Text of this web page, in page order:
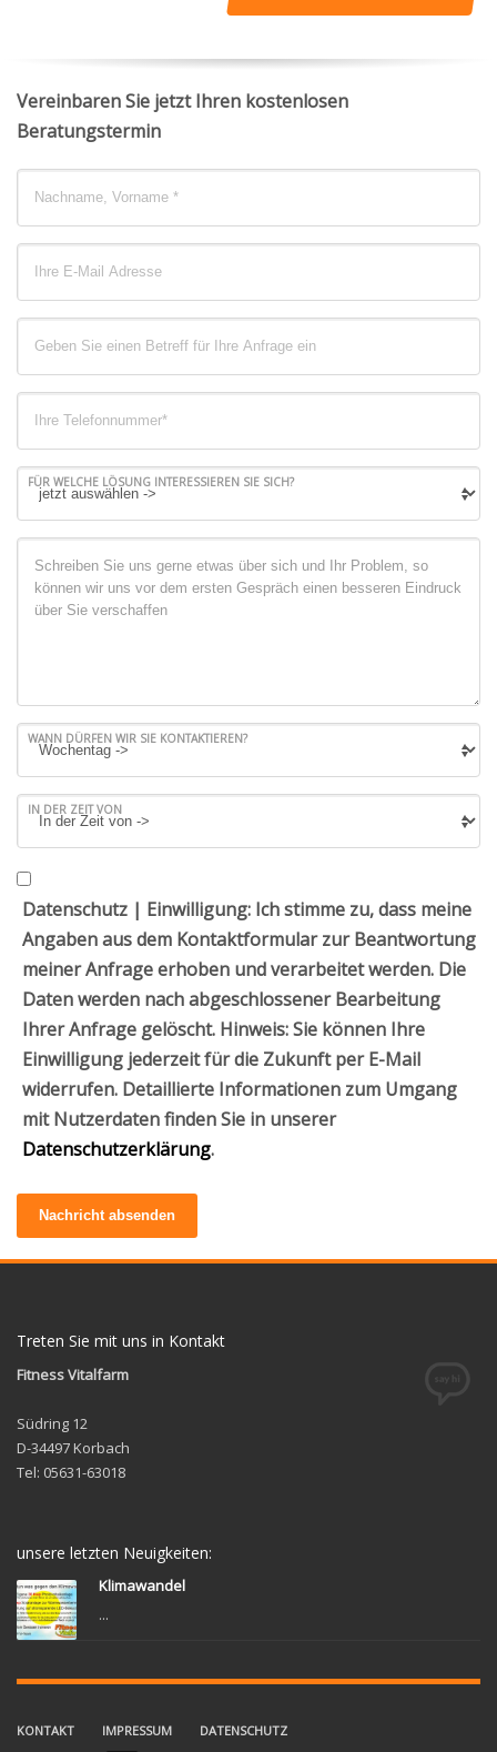
Vereinbaren Sie jetzt Ihren kostenlosen
Beratungstermin
FÜR WELCHE LÖSUNG INTERESSIEREN SIE SICH?
WANN DÜRFEN WIR SIE KONTAKTIEREN?
IN DER ZEIT VON
Datenschutz | Einwilligung: Ich stimme zu, dass meine
Angaben aus dem Kontaktformular zur Beantwortung
meiner Anfrage erhoben und verarbeitet werden. Die
Daten werden nach abgeschlossener Bearbeitung
Ihrer Anfrage gelöscht. Hinweis: Sie können Ihre
Einwilligung jederzeit für die Zukunft per E-Mail
widerrufen. Detaillierte Informationen zum Umgang
mit Nutzerdaten finden Sie in unserer
Datenschutzerklärung.
Nachricht absenden
Treten Sie mit uns in Kontakt
Fitness Vitalfarm
Südring 12
D-34497 Korbach
Tel: 05631-63018
unsere letzten Neuigkeiten:
Klimawandel
...
KONTAKT IMPRESSUM DATENSCHUTZ